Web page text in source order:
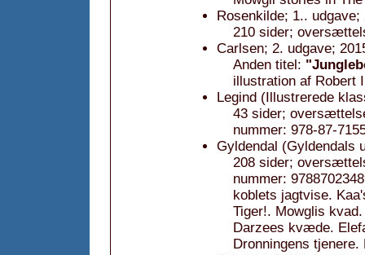
Rosenkilde; 1.. udgave;
210 sider;
Carlsen; 2. udgave;
Anden titel:
illustration af Robert
Legind (Illustrerede
43 sider;
nummer: 978-87-
Gyldendal (Gyldendals
208 sider;
nummer:
koblets jagtvise.
Tiger!. Mowglis
Darzees kvæde.
Dronningens